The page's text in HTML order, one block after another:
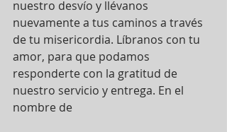
nuestro desvío y llévanos
nuevamente a tus caminos a través
de tu misericordia. Líbranos con tu
amor, para que podamos
responderte con la gratitud de
nuestro servicio y entrega. En el
nombre de